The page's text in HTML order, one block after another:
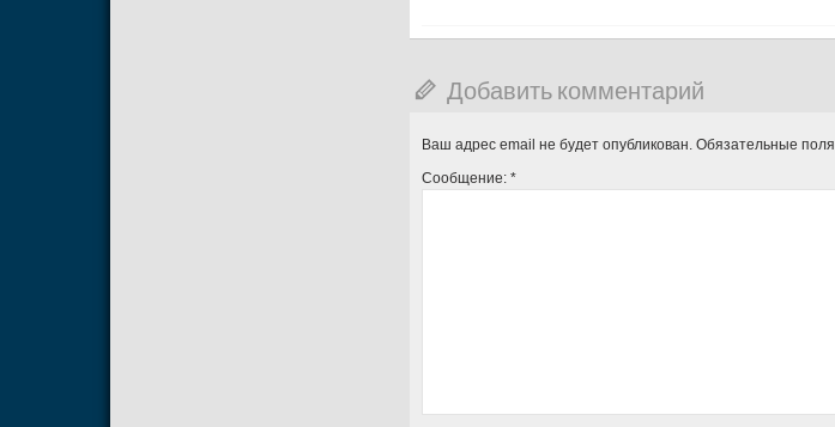
Добавить комментарий
Ваш адрес email не будет опубликован. Обязательные
Сообщение: *